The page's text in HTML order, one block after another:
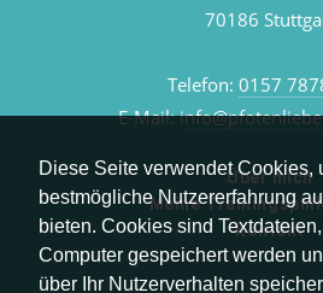
Diese Seite verwendet Cookies,
bestmögliche Nutzererfahrung
bieten. Cookies sind
Computer gespeichert werden
über Ihr Nutzerverhalten
70186
Telefon: 0157
E-Mail:
Über mich
Meine
Kontakt